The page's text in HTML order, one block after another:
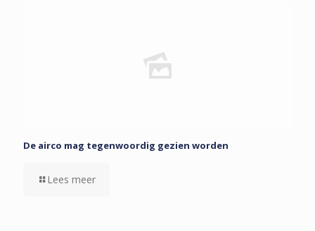
De airco mag tegenwoordig gezien worden
Lees meer